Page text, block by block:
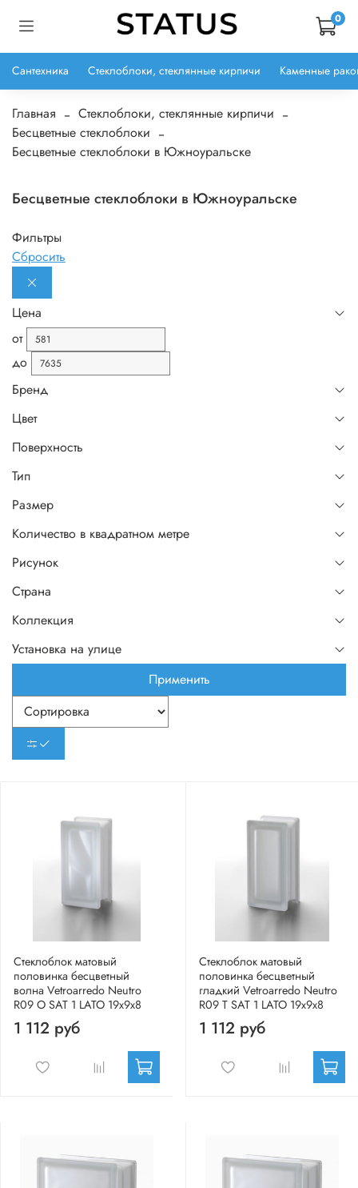
0
Сантехника Стеклоблоки, стеклянные кирпичи Каменные
Главная
Стеклоблоки, стеклянные кирпичи
Бесцветные стеклоблоки
Бесцветные стеклоблоки в Южноуральске
Бесцветные стеклоблоки в Южноуральске
Стеклоблок матовый
половинка бесцветный
волна Vetroarredo Neutro
R09 O SAT 1 LATO 19x9x8
1 112 руб
Стеклоблок матовый
половинка бесцветный
гладкий Vetroarredo Neutro
R09 T SAT 1 LATO 19x9x8
1 112 руб
Фильтры
Сбросить
Цена
от
до
Бренд
Цвет
Поверхность
Тип
Размер
Количество в квадратном метре
Рисунок
Страна
Коллекция
Установка на улице
Применить